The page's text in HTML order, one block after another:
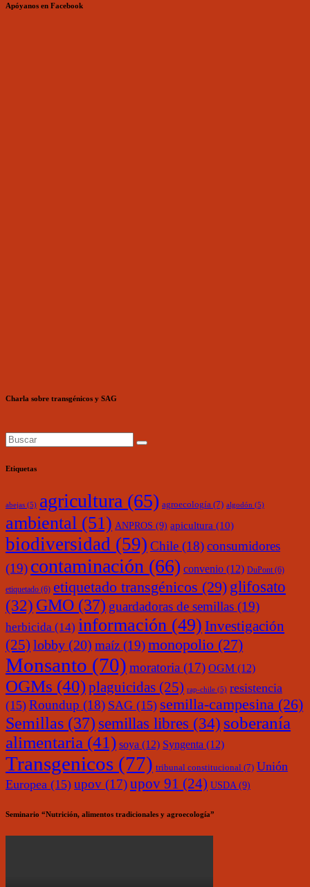
Apóyanos en Facebook
Charla sobre transgénicos y SAG
Etiquetas
abejas (5) agricultura (65) agroecología (7) algodón (5)
ambiental (51) ANPROS (9) apicultura (10)
biodiversidad (59) Chile (18)consumidores
(19) contaminación (66) convenio (12) DuPont (6)
etiquetado (6) etiquetado transgénicos (29) glifosato
(32) GMO (37) guardadoras de semillas (19)
herbicida (14) información (49) Investigación
(25) lobby (20) maíz (19)monopolio (27)
Monsanto (70) moratoria (17) OGM (12)
OGMs (40)plaguicidas (25) rap-chile (5) resistencia
(15) Roundup (18) SAG (15) semilla-campesina (26)
Semillas (37) semillas libres (34) soberanía
alimentaria (41) soya (12) Syngenta (12)
Transgenicos (77) tribunal constitucional (7) Unión
Europea (15) upov (17)upov 91 (24) USDA (9)
Seminario “Nutrición, alimentos tradicionales y agroecología”